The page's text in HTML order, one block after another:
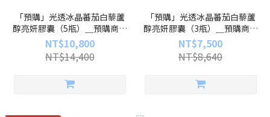
「預購」光透冰晶蕃茄白藜蘆
醇亮妍膠囊（5瓶）＿預購商品
9/25到貨
NT$10,800
NT$14,400
「預購」光透冰晶蕃茄白藜蘆
醇亮妍膠囊（3瓶）＿預購商品
9/25到貨
NT$7,500
NT$8,640